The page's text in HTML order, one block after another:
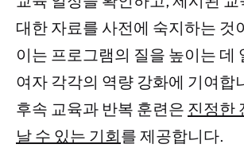
대한 자료를 사전에 숙지하는 것
이는 프로그램의 질을 높이는 데
여자 각각의 역량 강화에 기여합
후속 교육과 반복 훈련은 진정한
날 수 있는 기회를 제공합니다.